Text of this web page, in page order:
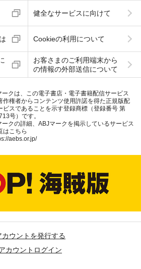
健全なサービスに向けて
Cookieの利用について
お客さまのご利用端末から
の情報の外部送信について
ークは、この電子書店・電子書籍配信サービス
作権者からコンテンツ使用許諾を得た正規版配
ビスであることを示す登録商標（登録番号 第
号）です。
ークの詳細、ABJマークを掲示しているサービス
はこちら
aebs.or.jp/
カウントを発行する
カウントログイン